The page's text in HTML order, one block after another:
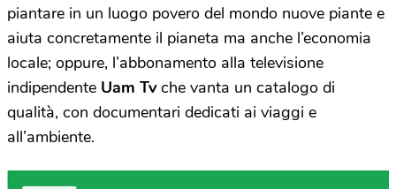
piantare in un luogo povero del mondo nuove piante e
aiuta concretamente il pianeta ma anche l’economia
locale; oppure, l’abbonamento alla televisione
indipendente Uam Tvche vanta un catalogo di
qualità, con documentari dedicati ai viaggi e
all’ambiente.